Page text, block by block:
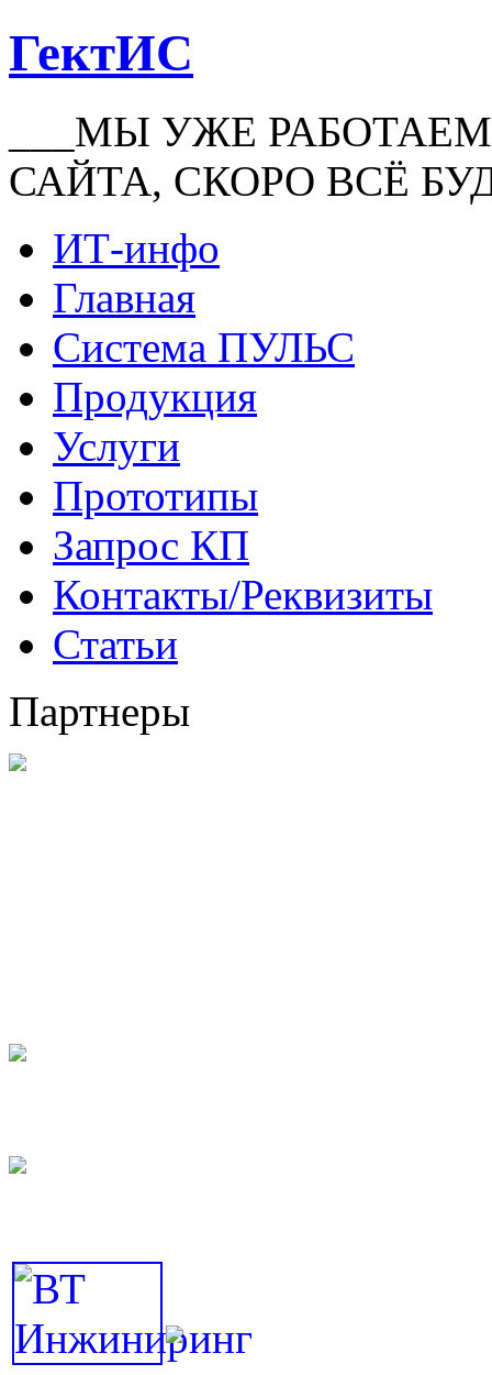
ГектИС
___МЫ УЖЕ
САЙТА, СКОРО ВСЁ
ИТ-инфо
Главная
Система ПУЛЬС
Продукция
Услуги
Прототипы
Запрос КП
Контакты/Реквизиты
Статьи
Партнеры